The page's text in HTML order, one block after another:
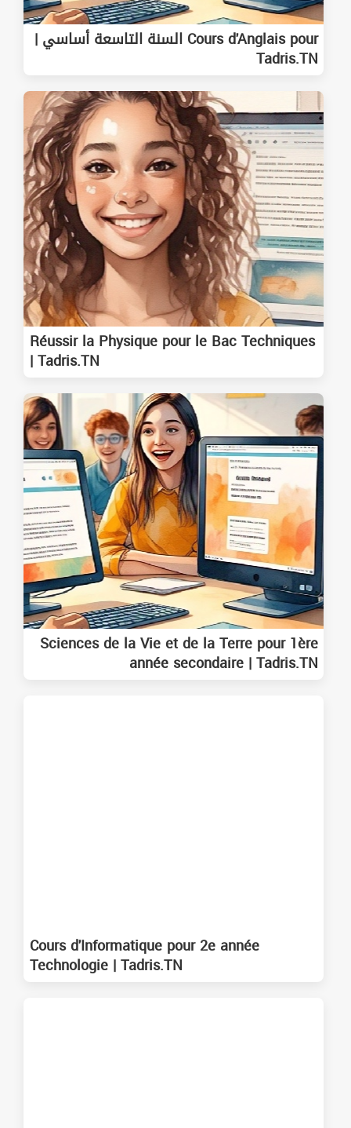
Cours d'Anglais pour السنة التاسعة أساسي |
Tadris.TN
Réussir la Physique pour le Bac Techniques
| Tadris.TN
Sciences de la Vie et de la Terre pour 1ère
année secondaire | Tadris.TN
Cours d'Informatique pour 2e année
Technologie | Tadris.TN